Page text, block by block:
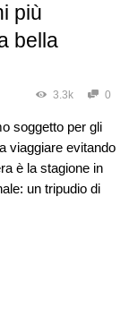
più
bella
3.3k 0
soggetto per gli
viaggiare evitando
è la stagione in
un tripudio di